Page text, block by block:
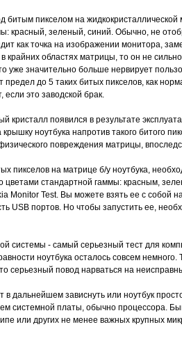
битым пикселом на
красный, зеленый, синий. Обычно, не
как точка на изображении монитора,
крайних областях матрицы, то он не
уже значительно больше нервирует
до 5 таких битых пикселов, как
если это заводской брак.
кристалл появился в результате
ноутбука напротив такого битого
повреждения матрицы,
пикселов на матрице б/у ноутбука,
цветами стандартной гаммы: красным,
Monitor Test. Вы можете взять ее с собой
USB портов. Но чтобы запустить ее,
системы - самый серьезный тест для
ноутбука осталось совсем
серьезный повод нарваться на
в дальнейшем зависнуть или ноутбук
системной платы, обычно процессора.
или других не менее важных крупных